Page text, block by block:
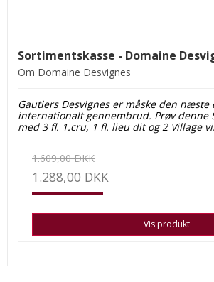
Sortimentskasse - Domaine
Om Domaine Desvignes
Gautiers Desvignes er måske den næste
internationalt gennembrud. Prøv denne
med 3 fl. 1.cru, 1 fl. lieu dit og 2 Village
1.609,00 DKK
1.288,00 DKK
Vis produkt